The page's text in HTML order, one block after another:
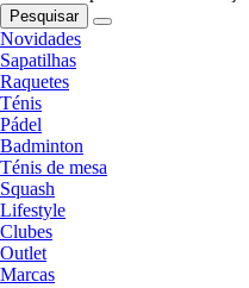
Pesquisar
Novidades
Sapatilhas
Raquetes
Ténis
Pádel
Badminton
Ténis de mesa
Squash
Lifestyle
Clubes
Outlet
Marcas